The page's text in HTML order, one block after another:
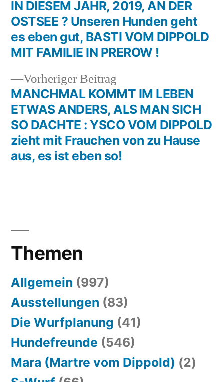
Vorheriger Beitrag
Beitrag:
MANCHMAL KOMMT IM LEBEN
ETWAS ANDERS, ALS MAN SICH
SO DACHTE : YSCO VOM DIPPOLD
zieht mit Frauchen von zu Hause
aus, es ist eben so!
IN DIESEM JAHR, 2019, AN DER
OSTSEE ? Unseren Hunden geht
es eben gut, BASTI VOM DIPPOLD
MIT FAMILIE IN PREROW !
Themen
Allgemein (997)
Ausstellungen (83)
Die Wurfplanung (41)
Hundefreunde (546)
Mara (Martre vom Dippold) (2)